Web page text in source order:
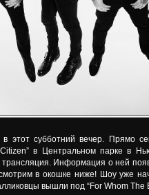
этот субботний вечер. Прямо
в Центральном парке в
Информация о ней
в окошке ниже! Шоу уже
вышли под “For Whom The